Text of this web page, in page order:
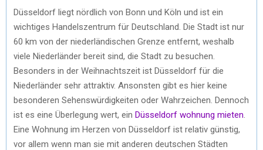
Düsseldorf liegt nördlich von Bonn und Köln und ist ein
wichtiges Handelszentrum für Deutschland. Die Stadt ist nur
60 km von der niederländischen Grenze entfernt, weshalb
viele Niederländer bereit sind, die Stadt zu besuchen.
Besonders in der Weihnachtszeit ist Düsseldorf für die
Niederländer sehr attraktiv. Ansonsten gibt es hier keine
besonderen Sehenswürdigkeiten oder Wahrzeichen. Dennoch
ist es eine Überlegung wert, ein Düsseldorf wohnung mieten
Eine Wohnung im Herzen von Düsseldorf ist relativ günstig,
vor allem wenn man sie mit anderen deutschen Städten